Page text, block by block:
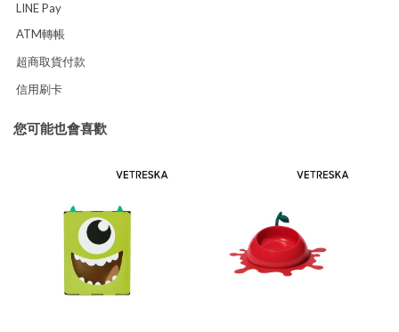
LINE Pay
ATM轉帳
超商取貨付款
信用刷卡
您可能也會喜歡